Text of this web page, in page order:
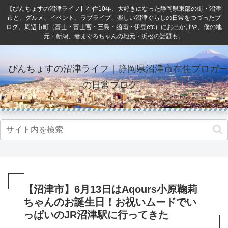
【ぴんちょすの沼津ライフ】在住10年、大好きになった静岡県東部の街・沼津
市と、グルメ、イベント、ラブライブ、楽しい沼津ぐらしの日常をつづったブ
ログ。周辺市町（富士・富士宮・三島・函南・伊豆etc）にお出かけや、僕の地
元・新潟、妻まぐろちゃんの地元・浜松の話題も。
ぴんちょすの沼津ライフ｜静岡県沼津市在住ブロガー
の日常ブログ
【沼津市】6月13日はAqours小原鞠莉
ちゃんのお誕生日！お祝いムードでい
っぱいのJR沼津駅に行ってきた